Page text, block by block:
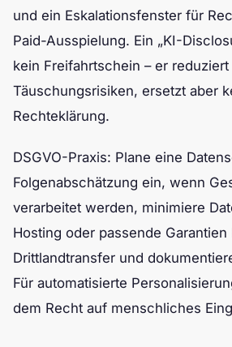
und ein Eskalationsfenster für
Paid-Ausspielung. Ein „KI-
kein Freifahrtschein – er reduziert
Täuschungsrisiken, ersetzt aber
Rechteklärung.
DSGVO-Praxis: Plane eine
Folgenabschätzung ein, wenn
verarbeitet werden, minimiere
Hosting oder passende Garantien
Drittlandtransfer und
Für automatisierte
dem Recht auf menschliches